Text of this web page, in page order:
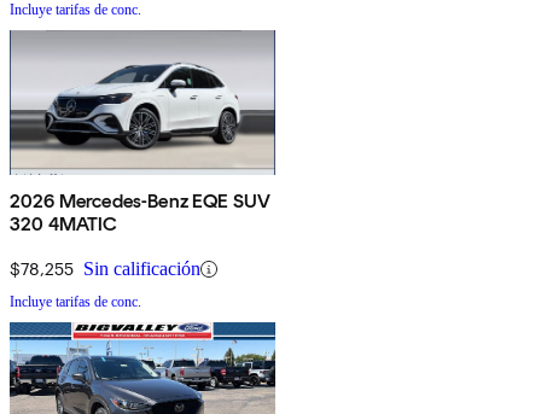
Incluye tarifas de conc.
2026 Mercedes-Benz EQE SUV
320 4MATIC
$78,255 Sin calificación
Incluye tarifas de conc.